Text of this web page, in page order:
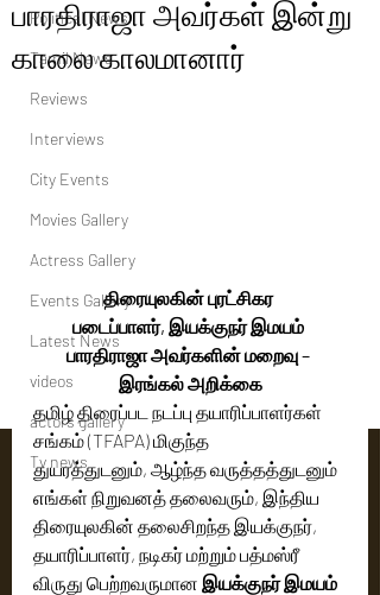
Political News
Tamil News
Reviews
Interviews
City Events
Movies Gallery
Actress Gallery
Events Gallery
Latest News
videos
actors gallery
Tv news
பாரதிராஜா அவர்கள் இன்று
காலை காலமானார்
திரையுலகின் புரட்சிகர
படைப்பாளர், இயக்குநர் இமயம்
பாரதிராஜா அவர்களின் மறைவு –
இரங்கல் அறிக்கை
தமிழ் திரைப்பட நடப்பு தயாரிப்பாளர்கள்
சங்கம் (TFAPA) மிகுந்த
துயரத்துடனும், ஆழ்ந்த வருத்தத்துடனும்
எங்கள் நிறுவனத் தலைவரும், இந்திய
திரையுலகின் தலைசிறந்த இயக்குநர்,
தயாரிப்பாளர், நடிகர் மற்றும் பத்மஸ்ரீ
விருது பெற்றவருமான இயக்குநர் இமயம்